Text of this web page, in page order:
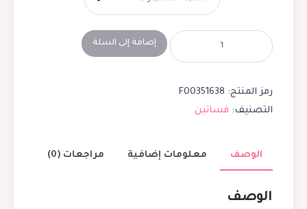
إضافة إلى السلة
رمز المنتج: F00351638
التصنيف: فساتين
الوصف معلومات إضافية مراجعات (0)
الوصف